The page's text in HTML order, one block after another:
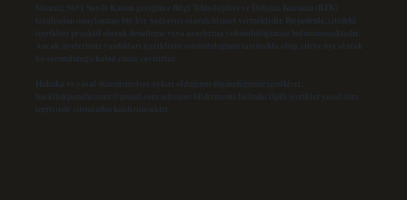
Sitemiz, 5651 Sayılı Kanun gereğince Bilgi Teknolojileri ve İletişim Kurumu (BTK)
tarafından onaylanmış bir Yer Sağlayıcı olarak hizmet vermektedir. Bu nedenle, sitedeki
içerikleri proaktif olarak denetleme veya araştırma yükümlülüğümüz bulunmamaktadır.
Ancak, üyelerimiz yazdıkları içeriklerin sorumluluğunu taşımakta olup, siteye üye olarak
bu sorumluluğu kabul etmiş sayılırlar.
Hukuka ve yasal düzenlemelere aykırı olduğunu düşündüğünüz içerikleri,
backlinkpanelicomtr@gmail.com adresine bildirmeniz halinde, ilgili içerikler yasal süre
içerisinde sitemizden kaldırılacaktır.